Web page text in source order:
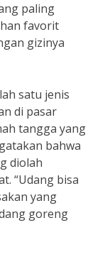
paling
favorit
gizinya
satu jenis
di pasar
tangga yang
bahwa
diolah
“Udang bisa
yang
goreng